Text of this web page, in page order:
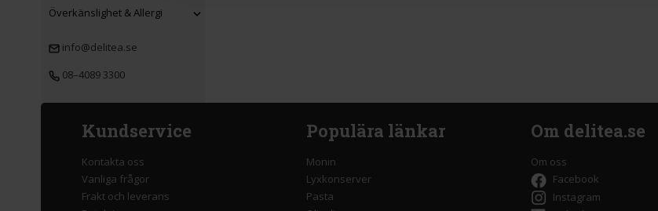
Överkänslighet & Allergi
info@delitea.se
08–4089 3300
Kundservice
Kontakta oss
Vanliga frågor
Frakt och leverans
Populära länkar
Monin
Lyxkonserver
Pasta
Om delitea.se
Om oss
Facebook
Instagram